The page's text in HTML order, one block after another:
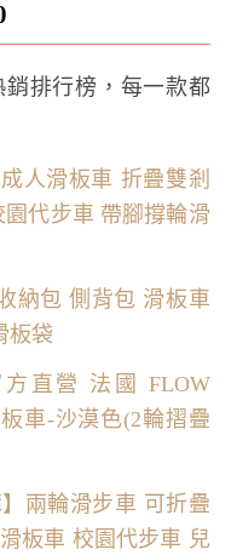
排行榜，每一款都
人滑板車 折疊雙剎
代步車 帶腳撐輪滑
納包 側背包 滑板車
板袋
方直營 法國 FLOW
車-沙漠色(2輪摺疊
】兩輪滑步車 可折疊
板車 校園代步車 兒